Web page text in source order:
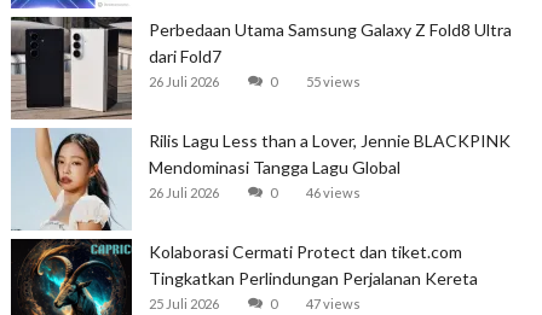
Perbedaan Utama Samsung Galaxy Z Fold8 Ultra
dari Fold7
26 Juli 2026 0 55 views
Rilis Lagu Less than a Lover, Jennie BLACKPINK
Mendominasi Tangga Lagu Global
26 Juli 2026 0 46 views
Kolaborasi Cermati Protect dan tiket.com
Tingkatkan Perlindungan Perjalanan Kereta
25 Juli 2026 0 47 views